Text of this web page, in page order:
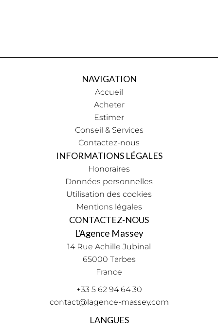
NAVIGATION
Accueil
Acheter
Estimer
Conseil & Services
Contactez-nous
INFORMATIONS LÉGALES
Honoraires
Données personnelles
Utilisation des cookies
Mentions légales
CONTACTEZ-NOUS
L'Agence Massey
14 Rue Achille Jubinal
65000 Tarbes
France
+33 5 62 94 64 30
contact@lagence-massey.com
LANGUES